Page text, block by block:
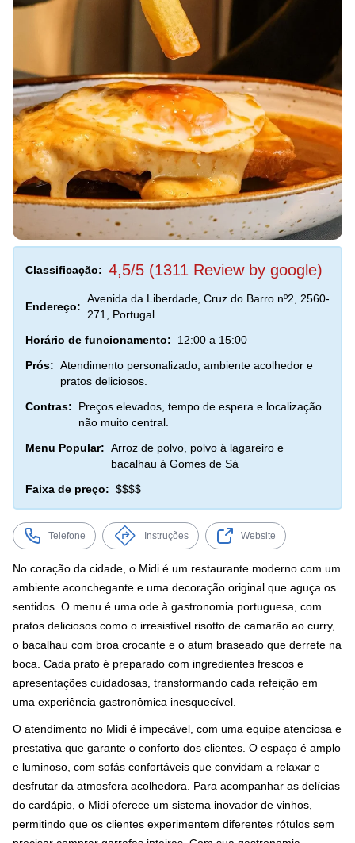
Classificação: 4,5/5 (1311 Review by google)
Endereço:
Avenida da Liberdade, Cruz do Barro nº2, 2560-
271, Portugal
Horário de funcionamento:
12:00 a 15:00
Prós: Atendimento personalizado, ambiente acolhedor e
pratos deliciosos.
Contras:
Preços elevados, tempo de espera e localização
não muito central.
Menu Popular: Arroz de polvo, polvo à lagareiro e
bacalhau à Gomes de Sá
Faixa de preço: $$$$
Telefone Instruções Website
No coração da cidade, o Midi é um restaurante moderno com um
ambiente aconchegante e uma decoração original que aguça os
sentidos. O menu é uma ode à gastronomia portuguesa, com
pratos deliciosos como o irresistível risotto de camarão ao curry,
o bacalhau com broa crocante e o atum braseado que derrete na
boca. Cada prato é preparado com ingredientes frescos e
apresentações cuidadosas, transformando cada refeição em
uma experiência gastronômica inesquecível.
O atendimento no Midi é impecável, com uma equipe atenciosa e
prestativa que garante o conforto dos clientes. O espaço é amplo
e luminoso, com sofás confortáveis que convidam a relaxar e
desfrutar da atmosfera acolhedora. Para acompanhar as delícias
do cardápio, o Midi oferece um sistema inovador de vinhos,
permitindo que os clientes experimentem diferentes rótulos sem